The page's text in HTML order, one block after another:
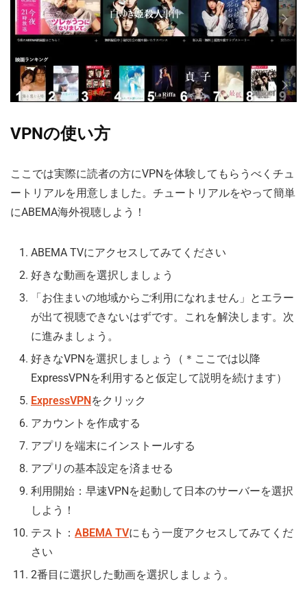
VPNの使い方
ここでは実際に読者の方にVPNを体験してもらうべくチュ
ートリアルを用意しました。チュートリアルをやって簡単
にABEMA海外視聴しよう！
ABEMA TVにアクセスしてみてください
好きな動画を選択しましょう
「お住まいの地域からご利用になれません」とエラー
が出て視聴できないはずです。これを解決します。次
に進みましょう。
好きなVPNを選択しましょう（＊ここでは以降
ExpressVPNを利用すると仮定して説明を続けます）
ExpressVPN をクリック
アカウントを作成する
アプリを端末にインストールする
アプリの基本設定を済ませる
利用開始：早速VPNを起動して日本のサーバーを選択
しよう！
テスト： ABEMA TVにもう一度アクセスしてみてくだ
さい
2番目に選択した動画を選択しましょう。